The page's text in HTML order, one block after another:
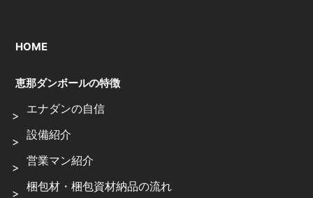
HOME
恵那ダンボールの特徴
エナダンの自信
設備紹介
営業マン紹介
梱包材・梱包資材納品の流れ